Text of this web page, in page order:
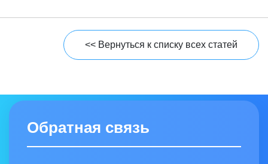
<< Вернуться к списку всех статей
Обратная связь